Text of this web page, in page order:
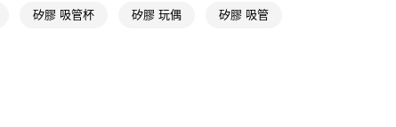
數日內，您將收到繳費通知簡訊。
通知簡訊後14天內，點擊此簡訊中的連結，可透過四大超商
貨
矽膠 吸管杯 矽膠 玩偶 矽膠 吸管